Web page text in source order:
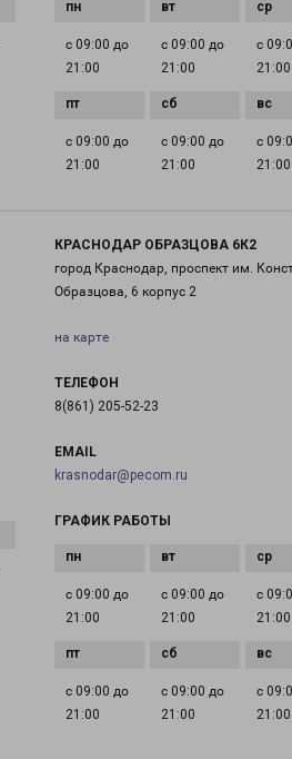
с 09:00 до
21:00
с 09:00 до
21:00
с
21:00
с 09:00 до
21:00
с 09:00 до
21:00
с
21:00
КРАСНОДАР ОБРАЗЦОВА 6К2
город Краснодар, проспект им.
Образцова, 6 корпус 2
на карте
ТЕЛЕФОН
8(861) 205-52-23
EMAIL
krasnodar@pecom.ru
ГРАФИК РАБОТЫ
с 09:00 до
21:00
с 09:00 до
21:00
с
21:00
с 09:00 до
21:00
с 09:00 до
21:00
с
21:00